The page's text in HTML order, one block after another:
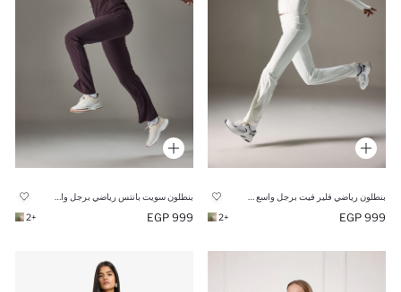
999 EGP
+2
999 EGP
+2